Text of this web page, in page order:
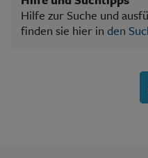
Hilfe zur Suche und
finden sie hier in den